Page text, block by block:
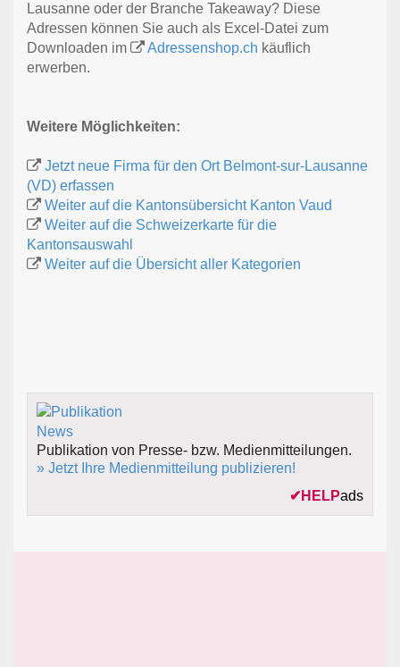
Lausanne oder der Branche Takeaway? Diese
Adressen können Sie auch als Excel-Datei zum
Downloaden im
Adressenshop.ch käuflich
erwerben.
Weitere Möglichkeiten:
Jetzt neue Firma für den Ort Belmont-sur-Lausanne
(VD) erfassen
Weiter auf die Kantonsübersicht Kanton Vaud
Weiter auf die Schweizerkarte für die
Kantonsauswahl
Weiter auf die Übersicht aller Kategorien
Publikation von Presse- bzw. Medienmitteilungen.
» Jetzt Ihre Medienmitteilung publizieren!
✔ HELPads